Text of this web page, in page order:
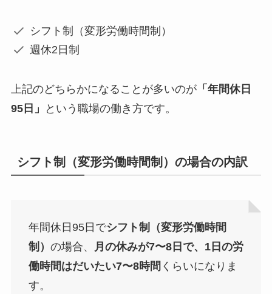
シフト制（変形労働時間制）
週休2日制
上記のどちらかになることが多いのが「年間休日
95日」
という職場の働き方です。
シフト制（変形労働時間制）の場合の内訳
年間休日95日でシフト制（変形労働時間
制） の場合、 月の休みが7〜8日で、 1日の労
働時間はだいたい7〜8時間 くらいになりま
す。